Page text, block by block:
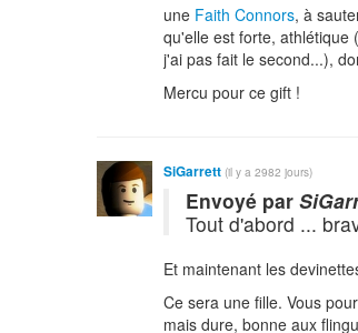
une Faith Connors, à
qu'elle est forte, athlétique
j'ai pas fait le second...),
Mercu pour ce gift !
SiGarrett (il y a 2982 jours)
Envoyé par
Tout d'abord ...
Et maintenant les
Ce sera une fille. Vous
mais dure, bonne aux